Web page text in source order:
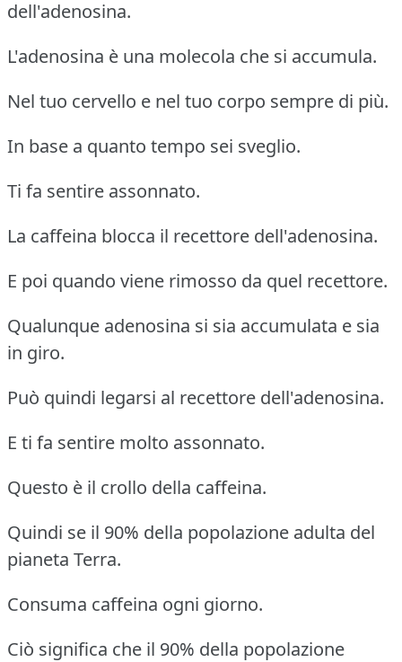
dell'adenosina.
L'adenosina è una molecola che si accumula.
Nel tuo cervello e nel tuo corpo sempre di più.
In base a quanto tempo sei sveglio.
Ti fa sentire assonnato.
La caffeina blocca il recettore dell'adenosina.
E poi quando viene rimosso da quel recettore.
Qualunque adenosina si sia accumulata e sia
in giro.
Può quindi legarsi al recettore dell'adenosina.
E ti fa sentire molto assonnato.
Questo è il crollo della caffeina.
Quindi se il 90% della popolazione adulta del
pianeta Terra.
Consuma caffeina ogni giorno.
Ciò significa che il 90% della popolazione